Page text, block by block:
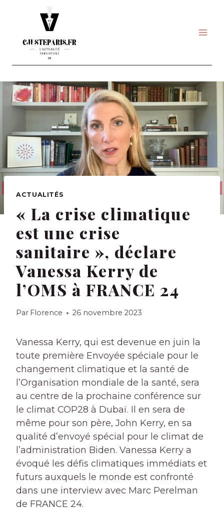
ACTUALITÉS
« La crise climatique
est une crise
sanitaire », déclare
Vanessa Kerry de
l’OMS à FRANCE 24
Par Florence 26 novembre 2023
Vanessa Kerry, qui est devenue en juin la
toute première Envoyée spéciale pour le
changement climatique et la santé de
l’Organisation mondiale de la santé, sera
au centre de la prochaine conférence sur
le climat COP28 à Dubaï. Il en sera de
même pour son père, John Kerry, en sa
qualité d’envoyé spécial pour le climat de
l’administration Biden. Vanessa Kerry a
évoqué les défis climatiques immédiats et
futurs auxquels le monde est confronté
dans une interview avec Marc Perelman
de FRANCE 24.